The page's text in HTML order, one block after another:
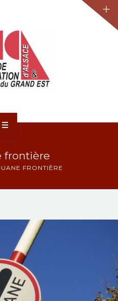
frontière
FRONTIÈRE